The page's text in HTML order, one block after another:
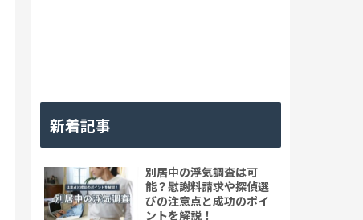
新着記事
別居中の浮気調査は可
能？慰謝料請求や探偵選
びの注意点と成功のポイ
ントを解説！